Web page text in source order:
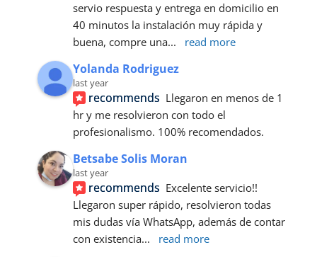
servio respuesta y entrega en domicilio en
40 minutos la instalación muy rápida y
buena, compre una... read more
Yolanda Rodriguez
last year
recommends Llegaron en menos de 1
hr y me resolvieron con todo el
profesionalismo. 100% recomendados.
Betsabe Solis Moran
last year
recommends Excelente servicio!!
Llegaron super rápido, resolvieron todas
mis dudas vía WhatsApp, además de contar
con existencia... read more